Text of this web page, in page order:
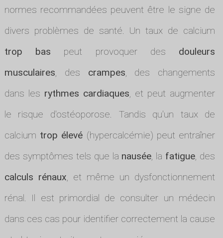
normes recommandées peuvent être le signe de
divers problèmes de santé. Un taux de calcium
trop bas peut provoquer des douleurs
musculaires, des crampes, des changements
dans les rythmes cardiaques, et peut augmenter
le risque d'ostéoporose. Tandis qu'un taux de
calcium trop élevé (hypercalcémie) peut entraîner
des symptômes tels que la nausée, la fatigue, des
calculs rénaux, et même un dysfonctionnement
rénal. Il est primordial de consulter un médecin
dans ces cas pour identifier correctement la cause